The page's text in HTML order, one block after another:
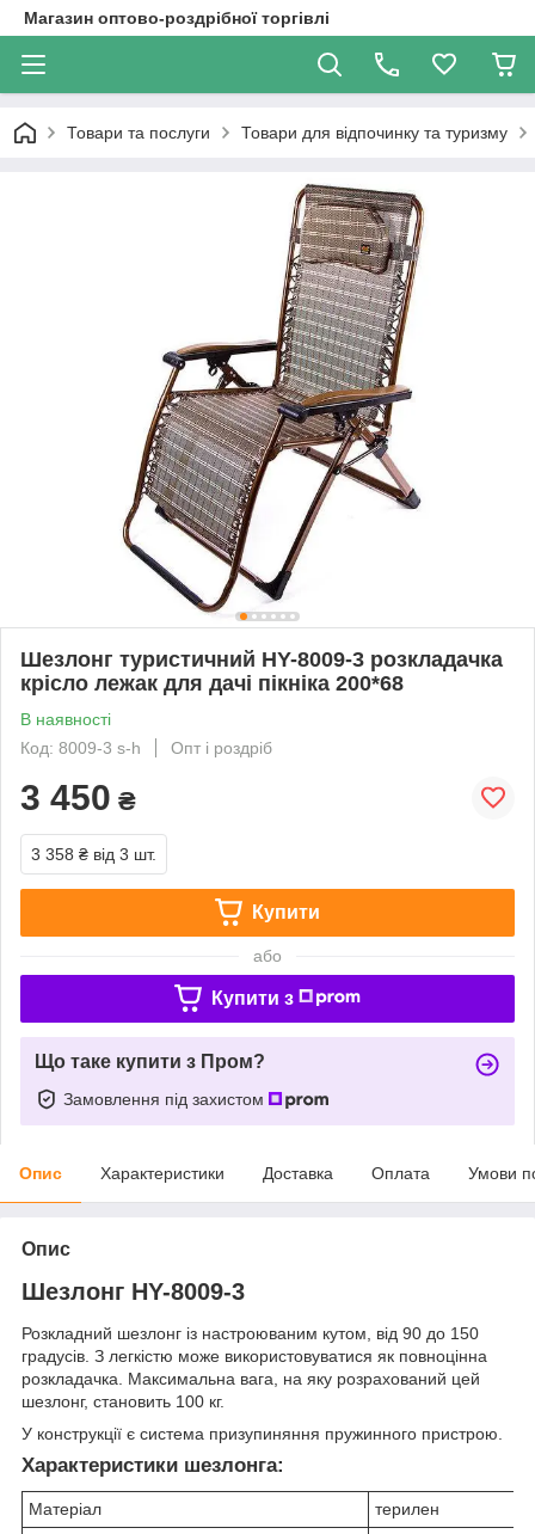
Магазин оптово-роздрібної торгівлі
Товари та послуги Товари для відпочинку та туризму
Шезлонг туристичний HY-8009-3 розкладачка
крісло лежак для дачі пікніка 200*68
В наявності
Код: 8009-3 s-h
Опт і роздріб
3 450 ₴
3 358 ₴ від 3 шт.
Купити
або
Купити з
Що таке купити з Пром?
Замовлення під захистом
Опис Характеристики Доставка Оплата Умови
Опис
Шезлонг HY-8009-3
Розкладний шезлонг із настроюваним кутом, від 90 до 150
градусів. З легкістю може використовуватися як повноцінна
розкладачка. Максимальна вага, на яку розрахований цей
шезлонг, становить 100 кг.
У конструкції є система призупиняння пружинного пристрою.
Характеристики шезлонга:
Матеріал
терилен